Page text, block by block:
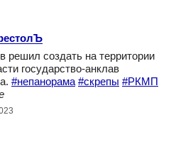
решил создать на территории
государство-анклав
#непанорама #скрепы #РКМП